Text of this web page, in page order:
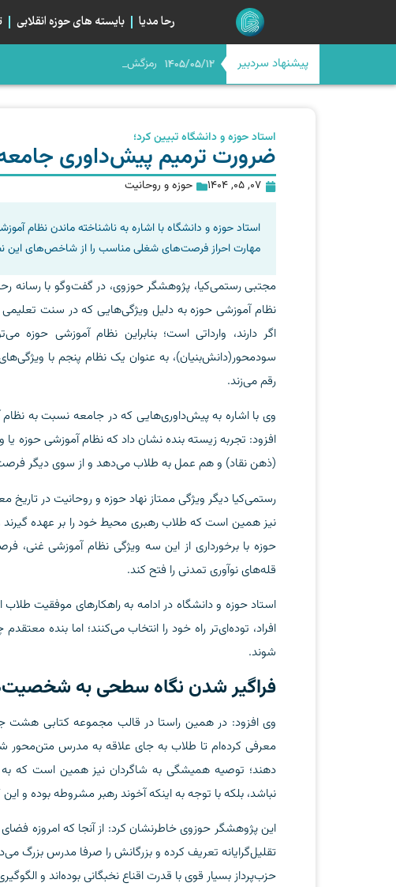
رحا مدیا بایسته های حوزه انقلابی
پیشنهاد سردبیر 1405/05/12 رمزگشایی از صراط جد
میانِ «مسیر» و «میدان»؛ خیابان
اربعین در آستانه چله چهارم؛ تبلور
اگر امام حسن(ع) امروز بود، صلح
استاد حوزه و دانشگاه تبیین کرد؛
ضرورت ترمیم پیش‌داوری‌
07, 05, 1404 حوزه و روحانیت
استاد حوزه و دانشگاه با اشاره به ناشناخته ماندن نظام
مهارت احراز فرصت‌های شغلی مناسب را از شاخص‌های این
مجتبی رستمی‌کیا، پژوهشگر حوزوی، در گفت‌وگو با رسانه
نظام آموزشی حوزه به دلیل ویژگی‌هایی که در سنت تعلیمی
اگر دارند، وارداتی است؛ بنابراین نظام آموزشی حوزه
سودمحور(دانش‌بنیان)، به عنوان یک نظام پنجم با
رقم می‌زند.
وی با اشاره به پیش‌داوری‌هایی که در جامعه نسبت به نظام
افزود: تجربه زیسته بنده نشان داد که نظام آموزشی حوزه
(ذهن نقاد) و هم عمل به طلاب می‌دهد و از سوی دیگر
رستمی‌کیا دیگر ویژگی ممتاز نهاد حوزه و روحانیت در
نیز همین است که طلاب رهبری محیط خود را بر عهده
حوزه با برخورداری از این سه ویژگی نظام آموزشی غنی،
قله‌های نوآوری تمدنی را فتح کند.
استاد حوزه و دانشگاه در ادامه به راهکارهای موفقیت
افراد، توده‌ای‌تر راه خود را انتخاب می‌کنند؛ اما بنده
شوند.
فراگیر شدن نگاه سطحی به
وی افزود: در همین راستا در قالب مجموعه کتابی
معرفی کرده‌ام تا طلاب به جای علاقه به مدرس متن‌محور
دهند؛ توصیه همیشگی‌ به شاگردان نیز همین است که به
نباشد، بلکه با توجه به اینکه آخوند رهبر مشروطه بوده و
این پژوهشگر حوزوی خاطرنشان کرد: از آنجا که امروزه فضای
تقلیل‌گرایانه تعریف کرده و بزرگانش را صرفا مدرس بزرگ
حزب‌پرداز بسیار قوی با قدرت اقناع نخبگانی بوده‌اند و